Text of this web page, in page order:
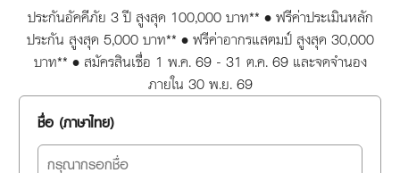
ประกันอัคคีภัย 3 ปี สูงสุด 100,000 บาท** • ฟรีค่าประเมินหลัก
ประกัน สูงสุด 5,000 บาท** • ฟรีค่าอากรแสตมป์ สูงสุด 30,000
บาท** • สมัครสินเชื่อ 1 พ.ค. 69 - 31 ต.ค. 69 และจดจำนอง
ภายใน 30 พ.ย. 69
ชื่อ (ภาษาไทย)